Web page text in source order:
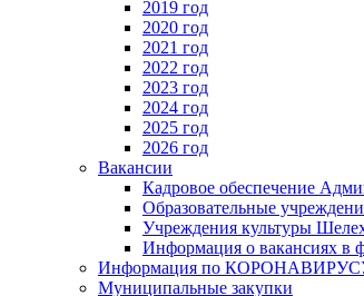
2019 год
2020 год
2021 год
2022 год
2023 год
2024 год
2025 год
2026 год
Вакансии
Кадровое обеспечение
Образовательные
Учреждения культуры
Информация о вакансиях в
Информация по
Муниципальные закупки